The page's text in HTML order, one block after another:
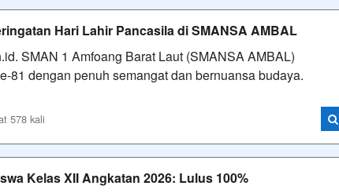
Hari Lahir Pancasila di SMANSA AMBAL
SMAN 1 Amfoang Barat Laut (SMANSA AMBAL)
81 dengan penuh semangat dan bernuansa budaya.
578 kali
Kelas XII Angkatan 2026: Lulus 100%